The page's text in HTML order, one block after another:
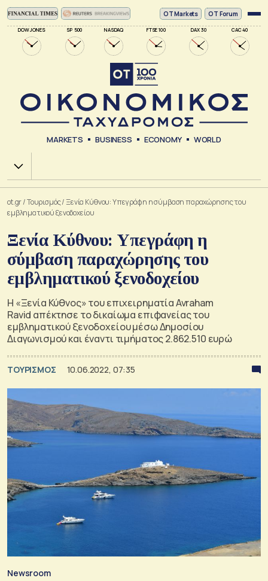
DOW JONES SP 500 NASDAQ FTSE 100 DAX 30 CAC 40
ΟΤ Markets OT Forum
MARKETS BUSINESS ECONOMY WORLD
Χ.Α.
ot.gr/Τουρισμός/ Ξενία Κύθνου: Υπεγράφη η σύμβαση παραχώρησης του
εμβληματικού ξενοδοχείου
Ξενία Κύθνου: Υπεγράφη η
σύμβαση παραχώρησης του
εμβληματικού ξενοδοχείου
Η «Ξενία Κύθνος» του επιχειρηματία Avraham
Ravid απέκτησε το δικαίωμα επιφανείας του
εμβληματικού ξενοδοχείου μέσω Δημοσίου
Διαγωνισμού και έναντι τιμήματος 2.862.510 ευρώ
ΤΟΥΡΙΣΜΟΣ 10.06.2022, 07:35
Newsroom